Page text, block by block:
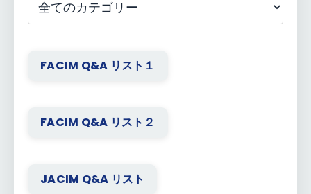
FACIM Q&A リスト１
FACIM Q&A リスト２
JACIM Q&A リスト